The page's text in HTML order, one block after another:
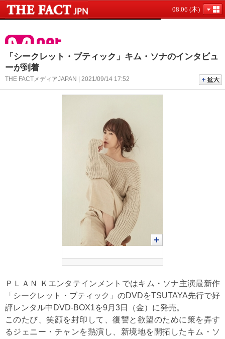
08.06 (木)
「シークレット・ブティック」キム・ソナのインタビュ
ーが到着
THE FACTメディアJAPAN | 2021/09/14 17:52
ＰＬＡＮ Ｋエンタテインメントではキム・ソナ主演最新作
「シークレット・ブティック」のDVDをTSUTAYA先行で好
評レンタル中DVD-BOX1を9月3日（金）に発売。
このたび、笑顔を封印して、復讐と欲望のために策を弄す
るジェニー・チャンを熱演し、新境地を開拓したキム・ソ